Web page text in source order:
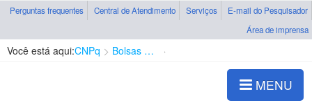
Perguntas frequentes Central de Atendimento Serviços
E-mail do Pesquisador
Área de imprensa
Você está aqui:CNPq Bolsas e Auxílios Vigentes
MENU